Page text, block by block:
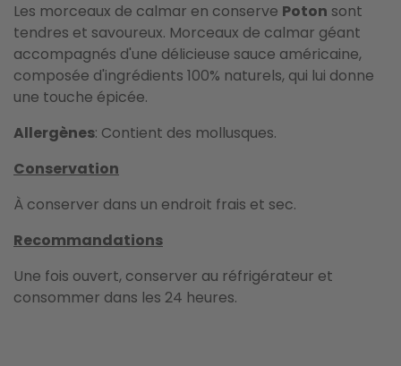
Les morceaux de calmar en conserve Poton sont
tendres et savoureux. Morceaux de calmar géant
accompagnés d'une délicieuse sauce américaine,
composée d'ingrédients 100% naturels, qui lui donne
une touche épicée.
Allergènes: Contient des mollusques.
Conservation
À conserver dans un endroit frais et sec.
Recommandations
Une fois ouvert, conserver au réfrigérateur et
consommer dans les 24 heures.